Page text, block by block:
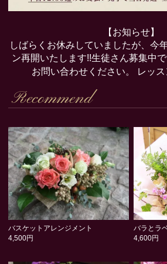
【お知らせ】
しばらくお休みしていましたが、今
ン再開いたします!!生徒さん募集中
お問い合わせください。
レッ
Recommend
バスケットアレンジメント
4,500円
バラとラ
4,600円